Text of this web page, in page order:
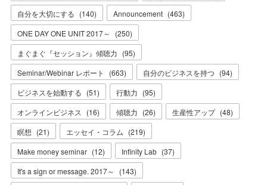
自分を大切にする (140) Announcement (463)
ONE DAY ONE UNIT 2017～
(250)
まぐまぐ『セッション』傾聴力 (95)
Seminar/Webinar レポート
(663) 自分のビジネスを持つ (94)
ビジネスを始動する (51) 行動力 (95)
オンラインビジネス
(16) 傾聴力 (26) 生産性アップ (48)
瞑想 (21) エッセイ・コラム (219)
Make money seminar (12) Infinity Lab (37)
It's a sign or message. 2017～
(143)